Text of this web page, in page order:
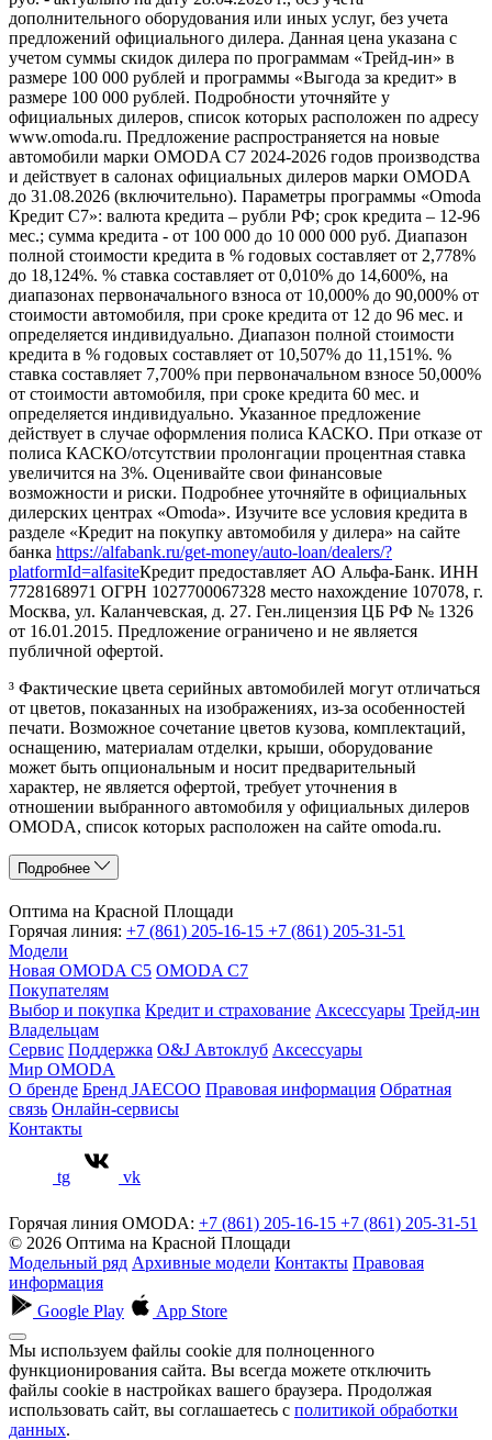
дополнительного оборудования или иных услуг, без учета
предложений официального дилера. Данная цена указана с
учетом суммы скидок дилера по программам «Трейд-ин» в
размере 100 000 рублей и программы «Выгода за кредит» в
размере 100 000 рублей. Подробности уточняйте у
официальных дилеров, список которых расположен по адресу
www.omoda.ru. Предложение распространяется на новые
автомобили марки OMODA C7 2024-2026 годов производства
и действует в салонах официальных дилеров марки OMODA
до 31.08.2026 (включительно). Параметры программы «Omoda
Кредит C7»: валюта кредита – рубли РФ; срок кредита – 12-96
мес.; сумма кредита - от 100 000 до 10 000 000 руб. Диапазон
полной стоимости кредита в % годовых составляет от 2,778%
до 18,124%. % ставка составляет от 0,010% до 14,600%, на
диапазонах первоначального взноса от 10,000% до 90,000% от
стоимости автомобиля, при сроке кредита от 12 до 96 мес. и
определяется индивидуально. Диапазон полной стоимости
кредита в % годовых составляет от 10,507% до 11,151%. %
ставка составляет 7,700% при первоначальном взносе 50,000%
от стоимости автомобиля, при сроке кредита 60 мес. и
определяется индивидуально. Указанное предложение
действует в случае оформления полиса КАСКО. При отказе от
полиса КАСКО/отсутствии пролонгации процентная ставка
увеличится на 3%. Оценивайте свои финансовые
возможности и риски. Подробнее уточняйте в официальных
дилерских центрах «Omoda». Изучите все условия кредита в
разделе «Кредит на покупку автомобиля у дилера» на сайте
банка https://alfabank.ru/get-money/auto-loan/dealers/?
platformId=alfasiteКредит предоставляет АО Альфа-Банк. ИНН
7728168971 ОГРН 1027700067328 место нахождение 107078, г.
Москва, ул. Каланчевская, д. 27. Ген.лицензия ЦБ РФ № 1326
от 16.01.2015. Предложение ограничено и не является
публичной офертой.
³ Фактические цвета серийных автомобилей могут отличаться
от цветов, показанных на изображениях, из-за особенностей
печати. Возможное сочетание цветов кузова, комплектаций,
оснащению, материалам отделки, крыши, оборудование
может быть опциональным и носит предварительный
характер, не является офертой, требует уточнения в
отношении выбранного автомобиля у официальных дилеров
OMODA, список которых расположен на сайте omoda.ru.
Подробнее
Оптима на Красной Площади
Горячая линия: +7 (861) 205-16-15 +7 (861) 205-31-51
Модели
Новая OMODA C5 OMODA C7
Покупателям
Выбор и покупка Кредит и страхование Аксессуары Трейд-ин
Владельцам
Сервис Поддержка O&J Автоклуб Аксессуары
Мир OMODA
О бренде Бренд JAECOO Правовая информация Обратная
связь Онлайн-сервисы
Контакты
tg vk
Горячая линия OMODA: +7 (861) 205-16-15 +7 (861) 205-31-51
© 2026 Оптима на Красной Площади
Модельный ряд Архивные модели Контакты Правовая
информация
Google Play
App Store
Мы используем файлы cookie для полноценного
функционирования сайта. Вы всегда можете отключить
файлы cookie в настройках вашего браузера. Продолжая
использовать сайт, вы соглашаетесь с политикой обработки
данных.